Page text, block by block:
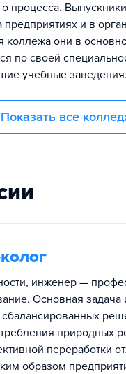
процесса.
предприятиях и в
коллежа они в
по своей
учебные заведения.
Показать все
инженер —
Основная задача
природных
переработки
образом